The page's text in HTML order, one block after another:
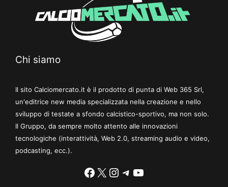
Chi siamo
Il sito Calciomercato.it è il prodotto di punta di Web 365 Srl,
un'editrice new media specializzata nella creazione e nello
sviluppo di testate a sfondo calcistico-sportivo, ma non solo.
Il Gruppo, da sempre molto attento alle innovazioni
tecnologiche (interattività, Web 2.0, streaming audio e video,
podcasting, ecc.).
Facebook
X Instagram
Telegram
YouTube